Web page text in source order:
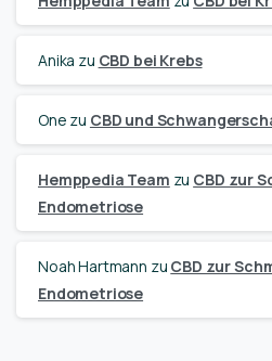
Anika zu CBD bei Krebs
One zu CBD und
Hemppedia Team zu CBD zur
Endometriose
Noah Hartmann zu CBD zur
Endometriose